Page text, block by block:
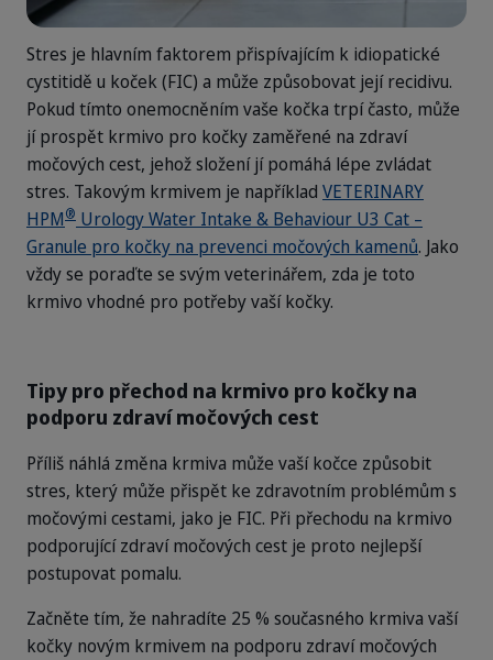
Stres je hlavním faktorem přispívajícím k idiopatické
cystitidě u koček (FIC) a může způsobovat její recidivu.
Pokud tímto onemocněním vaše kočka trpí často, může
jí prospět krmivo pro kočky zaměřené na zdraví
močových cest, jehož složení jí pomáhá lépe zvládat
stres. Takovým krmivem je například VETERINARY
HPM® Urology Water Intake & Behaviour U3 Cat –
Granule pro kočky na prevenci močových kamenů. Jako
vždy se poraďte se svým veterinářem, zda je toto
krmivo vhodné pro potřeby vaší kočky.
Tipy pro přechod na krmivo pro kočky na
podporu zdraví močových cest
Příliš náhlá změna krmiva může vaší kočce způsobit
stres, který může přispět ke zdravotním problémům s
močovými cestami, jako je FIC. Při přechodu na krmivo
podporující zdraví močových cest je proto nejlepší
postupovat pomalu.
Začněte tím, že nahradíte 25 % současného krmiva vaší
kočky novým krmivem na podporu zdraví močových